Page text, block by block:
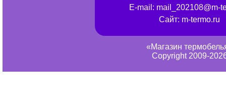
E-mail: mail_202108@m-
Сайт: m-termo.ru
«Магазин
Copyright 2009-